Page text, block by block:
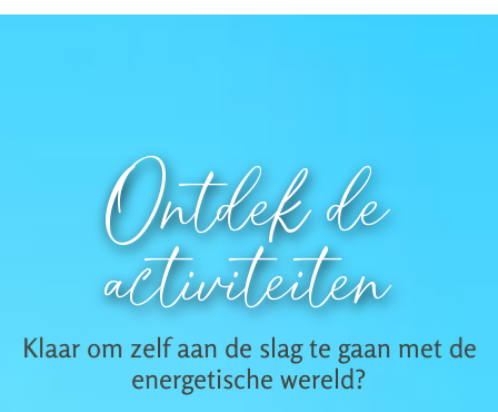
Ontdek de
activiteiten
Klaar om zelf aan de slag te gaan met de
energetische wereld?